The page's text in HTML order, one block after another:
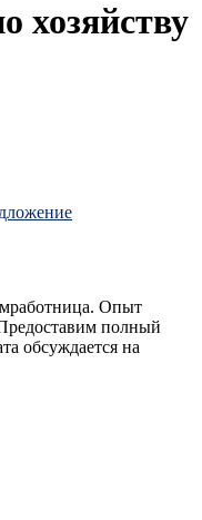
хозяйству
Опыт
полный
обсуждается на